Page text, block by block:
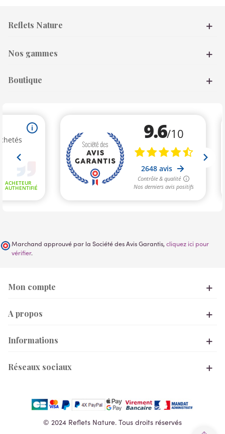
Reflets Nature
Nos gammes
Boutique
Marchand approuvé par la Société des Avis Garantis, cliquez ici pour
vérifier.
Mon compte
A propos
Informations
Réseaux sociaux
© 2024 Reflets Nature. Tous droits réservés